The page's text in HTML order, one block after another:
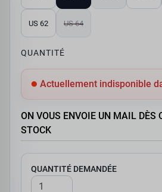
US 62 US 64
QUANTITÉ
Actuellement indisponible
ON VOUS ENVOIE UN MAIL DÈS
STOCK
QUANTITÉ DEMANDÉE